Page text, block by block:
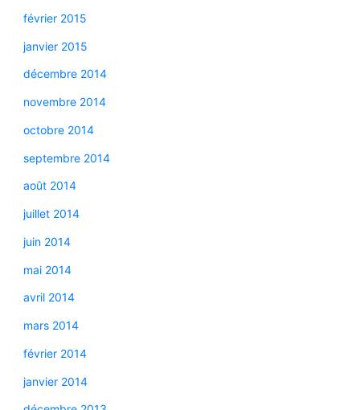
février 2015
janvier 2015
décembre 2014
novembre 2014
octobre 2014
septembre 2014
août 2014
juillet 2014
juin 2014
mai 2014
avril 2014
mars 2014
février 2014
janvier 2014